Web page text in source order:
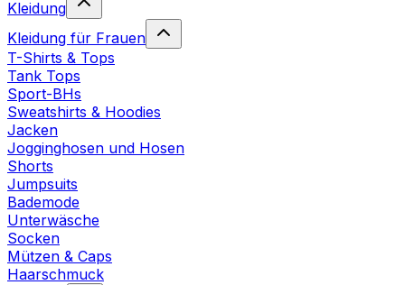
Kleidung
Kleidung für Frauen
T-Shirts & Tops
Tank Tops
Sport-BHs
Sweatshirts & Hoodies
Jacken
Jogginghosen und Hosen
Shorts
Jumpsuits
Bademode
Unterwäsche
Socken
Mützen & Caps
Haarschmuck